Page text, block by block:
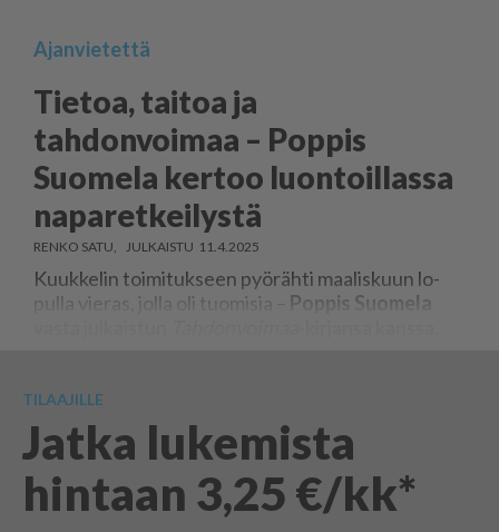
Ajanvietettä
Tietoa, taitoa ja
tahdonvoimaa – Poppis
Suomela kertoo luontoillassa
naparetkeilystä
RENKO SATU 11.4.2025
Kuuk­ke­lin toi­mi­tuk­seen pyö­räh­ti maa­lis­kuun lo­
pul­la vie­ras, jol­la oli tuo­mi­sia – Pop­pis Suo­me­la
TILAAJILLE
Jatka lukemista
hintaan 3,25 €/kk*